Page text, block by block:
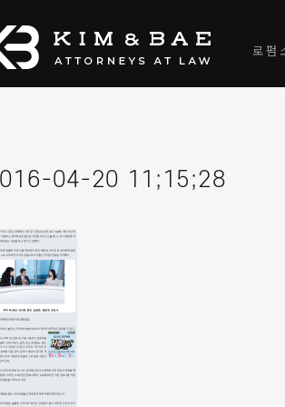
로펌
04-20 11;15;28